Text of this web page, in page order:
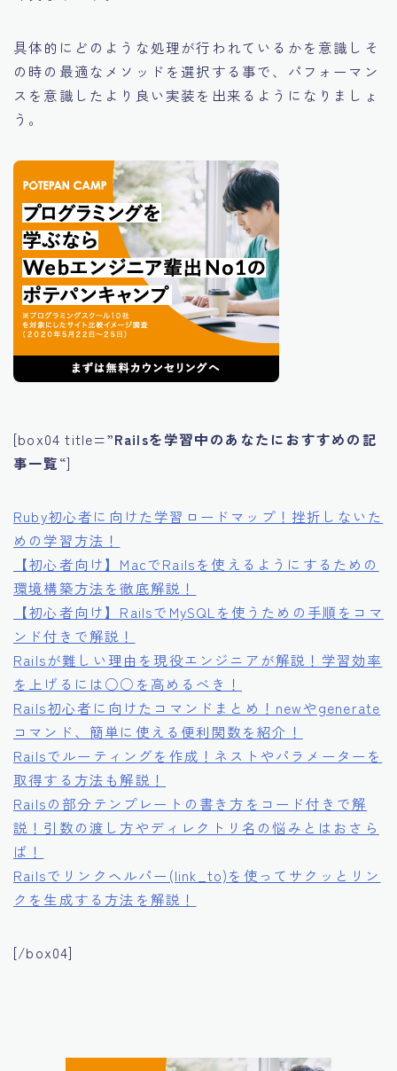
具体的にどのような処理が行われているかを意識しそ
の時の最適なメソッドを選択する事で、パフォーマン
スを意識したより良い実装を出来るようになりましょ
う。
[box04 title=”Railsを学習中のあなたにおすすめの記
事一覧“]
Ruby初心者に向けた学習ロードマップ！挫折しないた
めの学習方法！
【初心者向け】MacでRailsを使えるようにするための
環境構築方法を徹底解説！
【初心者向け】RailsでMySQLを使うための手順をコマ
ンド付きで解説！
Railsが難しい理由を現役エンジニアが解説！学習効率
を上げるには○○を高めるべき！
Rails初心者に向けたコマンドまとめ！newやgenerate
コマンド、簡単に使える便利関数を紹介！
Railsでルーティングを作成！ネストやパラメーターを
取得する方法も解説！
Railsの部分テンプレートの書き方をコード付きで解
説！引数の渡し方やディレクトリ名の悩みとはおさら
ば！
Railsでリンクヘルパー(link_to)を使ってサクッとリン
クを生成する方法を解説！
[/box04]